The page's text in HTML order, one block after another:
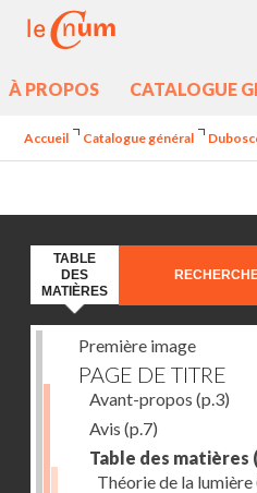
À PROPOS CATALOGUE
Accueil Catalogue général
TABLE
DES
MATIÈRES
Première image
PAGE DE TITRE
Avant-propos (p.3)
Avis (p.7)
Table des matières
Théorie de la lumière